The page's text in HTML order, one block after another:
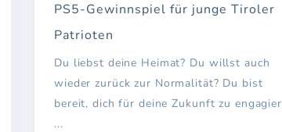
PS5-Gewinnspiel für junge Tiroler
Patrioten
Du liebst deine Heimat? Du willst auch
wieder zurück zur Normalität? Du bist
bereit, dich für deine Zukunft zu engagier
...